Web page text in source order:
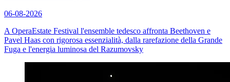
06-08-2026
A OperaEstate Festival l'ensemble tedesco affronta Beethoven e
Pavel Haas con rigorosa essenzialità, dalla rarefazione della Grande
Fuga e l'energia luminosa del Razumovsky